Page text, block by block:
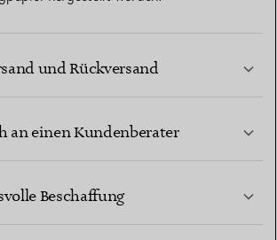
und Rückversand
an einen Kundenberater
Beschaffung